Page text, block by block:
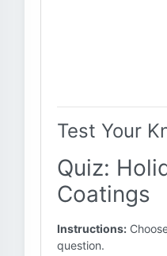
Test Your
Quiz:
Coatings
Instructions:
question.